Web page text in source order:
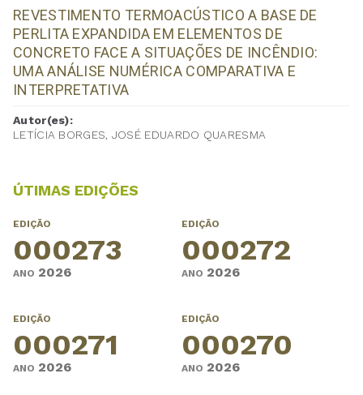
REVESTIMENTO TERMOACÚSTICO A BASE DE
PERLITA EXPANDIDA EM ELEMENTOS DE
CONCRETO FACE A SITUAÇÕES DE INCÊNDIO:
UMA ANÁLISE NUMÉRICA COMPARATIVA E
INTERPRETATIVA
Autor(es):
LETÍCIA BORGES, JOSÉ EDUARDO QUARESMA
ÚTIMAS EDIÇÕES
EDIÇÃO
000273
ANO 2026
EDIÇÃO
000272
ANO 2026
EDIÇÃO
000271
ANO 2026
EDIÇÃO
000270
ANO 2026